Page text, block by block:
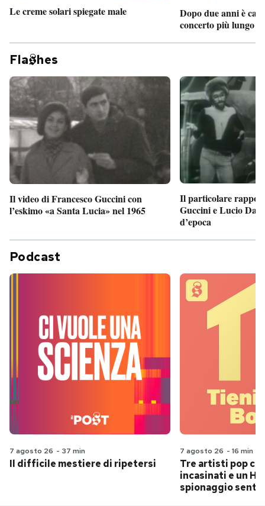
Le creme solari spiegate male
Dopo due anni è
concerto più lungo
Fla hes
Il video di Francesco Guccini con
l’eskimo «a Santa Lucia» nel 1965
Il particolare
Guccini e Lucio
d’epoca
Podcast
7 agosto 26 - 37 min
Il difficile mestiere di ripetersi
7 agosto 26 - 16 min
Tre artisti pop
incasinati e un
spionaggio